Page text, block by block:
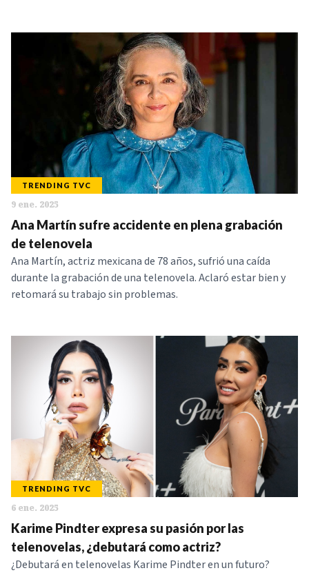
TRENDING TVC
9 ene. 2025
Ana Martín sufre accidente en plena grabación
de telenovela
Ana Martín, actriz mexicana de 78 años, sufrió una caída
durante la grabación de una telenovela. Aclaró estar bien y
retomará su trabajo sin problemas.
TRENDING TVC
6 ene. 2025
Karime Pindter expresa su pasión por las
telenovelas, ¿debutará como actriz?
¿Debutará en telenovelas Karime Pindter en un futuro?